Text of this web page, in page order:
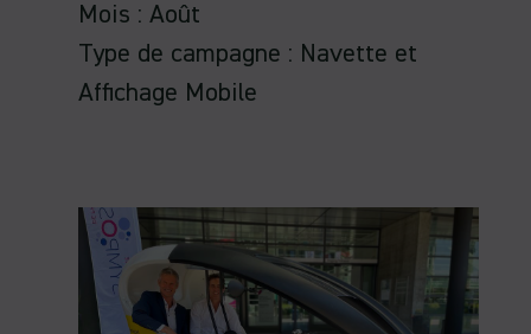
Mois : Août
Type de campagne : Navette et
Affichage Mobile